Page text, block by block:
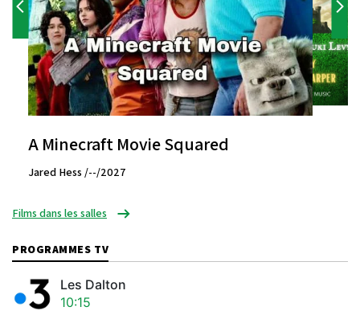
A Minecraft Movie Squared
Jared Hess /--/2027
Films dans les salles
PROGRAMMES TV
Les Dalton
10:15